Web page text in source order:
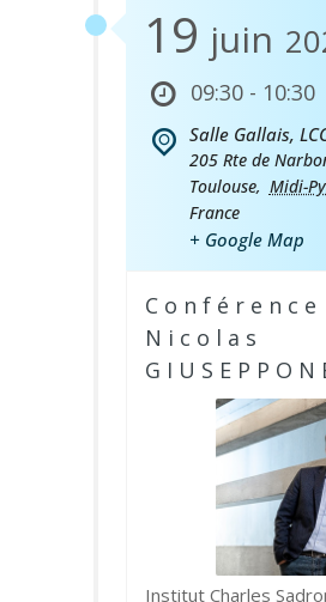
19 juin
09:30 - 10:30
Salle Gallais,
205 Rte de
Toulouse, Midi-
France
+ Google Map
Nicolas
Institut Charles